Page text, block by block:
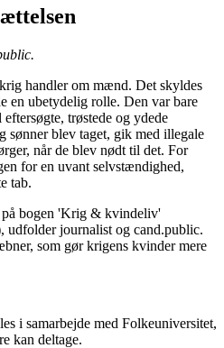
handler om mænd. Det skyldes
en ubetydelig rolle. Den var bare
trøstede og ydede
sønner blev taget, gik med illegale
når de blev nødt til det. For
for en uvant selvstændighed,
tab.
på bogen 'Krig & kvindeliv'
journalist og cand.public.
som gør krigens kvinder mere
i samarbejde med Folkeuniversitet,
kan deltage.